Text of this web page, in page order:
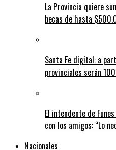
La Provincia quiere
becas de hasta
Santa Fe digital: a
provinciales serán
El intendente de
con los amigos: “Lo
Nacionales